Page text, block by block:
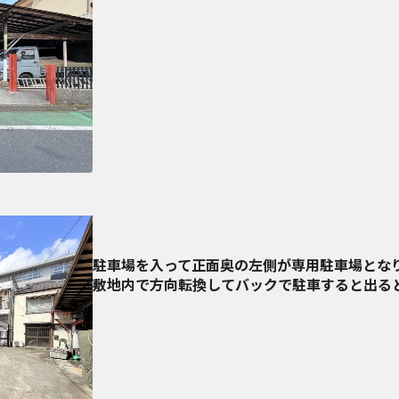
駐車場を入って正面奥の左側が専用駐車場とな
敷地内で方向転換してバックで駐車すると出る